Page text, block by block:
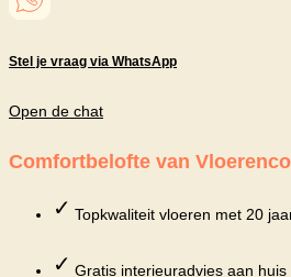
Stel je vraag via WhatsApp
Open de chat
Comfortbelofte van
✓ Topkwaliteit vloeren met 20
✓ Gratis interieuradvies aan